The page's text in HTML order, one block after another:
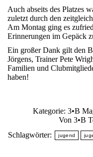
Auch abseits des Platzes
zuletzt durch den
Am Montag ging es
Erinnerungen im Gepäck
Ein großer Dank gilt den
Jörgens, Trainer Pete
Familien und
haben!
Kategorie: 3•B
Von 3•B
Schlagwörter:
jugend